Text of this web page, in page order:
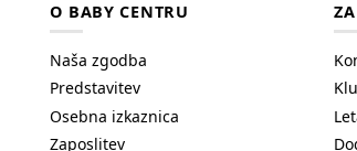
O BABY CENTRU
Naša zgodba
Predstavitev
Osebna izkaznica
Zaposlitev